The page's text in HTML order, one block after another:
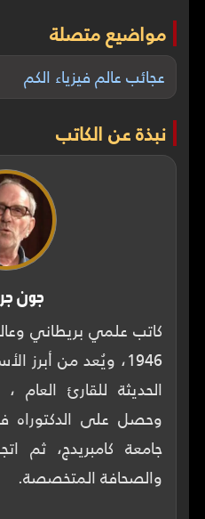
مواضيع متصلة
عجائب عالم فيزياء الكم
نبذة عن الكاتب
جون
كاتب علمي بريطاني
1946، ويُعد من
الحديثة للقارئ العام
وحصل على الدكتوراه
جامعة كامبريدج، ثم